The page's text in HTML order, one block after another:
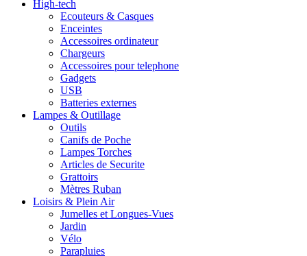
High-tech
Ecouteurs & Casques
Enceintes
Accessoires ordinateur
Chargeurs
Accessoires pour telephone
Gadgets
USB
Batteries externes
Lampes & Outillage
Outils
Canifs de Poche
Lampes Torches
Articles de Securite
Grattoirs
Mètres Ruban
Loisirs & Plein Air
Jumelles et Longues-Vues
Jardin
Vélo
Parapluies